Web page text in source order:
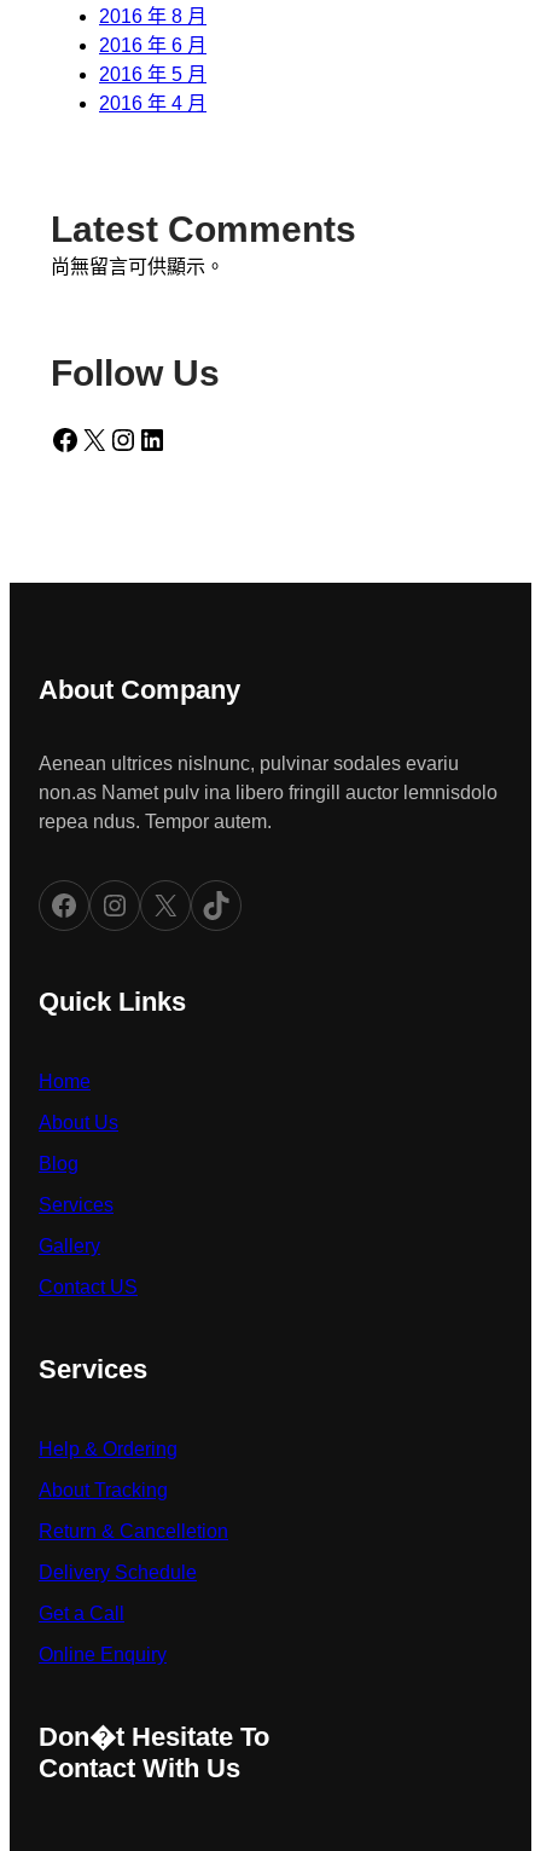
2016 年 8 月
2016 年 6 月
2016 年 5 月
2016 年 4 月
Latest Comments
尚無留言可供顯示。
Follow Us
Facebook X Instagram LinkedIn
About Company
Aenean ultrices nislnunc, pulvinar sodales evariu
non.as Namet pulv ina libero fringill auctor lemnisdolo
repea ndus. Tempor autem.
Facebook Instagram X TikTok
Quick Links
Home
About Us
Blog
Services
Gallery
Contact US
Services
Help & Ordering
About Tracking
Return & Cancelletion
Delivery Schedule
Get a Call
Online Enquiry
Don�t Hesitate To
Contact With Us